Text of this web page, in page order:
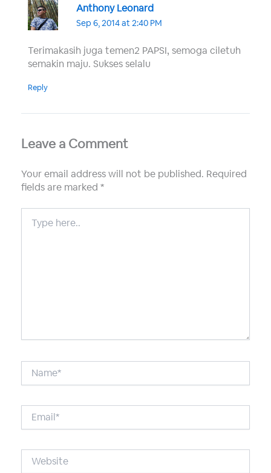
Anthony Leonard
Sep 6, 2014 at 2:40 PM
Terimakasih juga temen2 PAPSI, semoga ciletuh
semakin maju. Sukses selalu
Reply
Leave a Comment
Your email address will not be published. Required
fields are marked *
here..
Website